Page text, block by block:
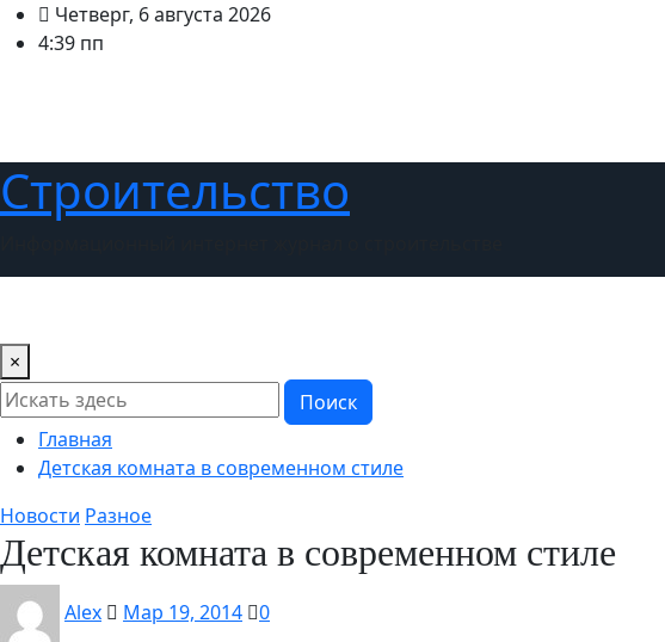
ПерейтиЧетверг, 6 августа 2026
4:39 пп
Строительство
×
Поиск
Главная
Детская комната в современном стиле
Новости Разное
Детская комната в современном стиле
Alex Мар 19, 2014
0